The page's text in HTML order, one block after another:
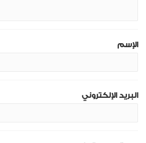
الإسم
البريد الإلكتروني